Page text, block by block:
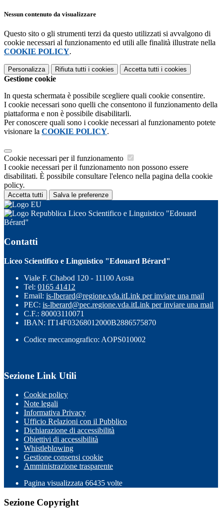
Nessun contenuto da visualizzare
Questo sito o gli strumenti terzi da questo utilizzati si avvalgono di
cookie necessari al funzionamento ed utili alle finalità illustrate nella
COOKIE POLICY.
Personalizza Rifiuta tutti i cookies Accetta tutti i cookies
Gestione cookie
In questa schermata è possibile scegliere quali cookie consentire.
I cookie necessari sono quelli che consentono il funzionamento della
piattaforma e non è possibile disabilitarli.
Per conoscere quali sono i cookie necessari al funzionamento potete
visionare la COOKIE POLICY.
Cookie necessari per il funzionamento
I cookie necessari per il funzionamento non possono essere
disabilitati. È possibile consultare l'elenco nella pagina della cookie
policy.
Accetta tutti Salva le preferenze
Liceo Scientifico e Linguistico "Edouard
Bérard"
Contatti
Liceo Scientifico e Linguistico "Edouard Bérard"
Viale F. Chabod 120 - 11100 Aosta
Tel: 0165 41412
Email: is-lberard@regione.vda.itLink per inviare una mail
PEC: is-lberard@pec.regione.vda.itLink per inviare una mail
C.F.: 80003110071
IBAN: IT14F03268012000B2886575870
Codice meccanografico: AOPS010002
Sezione Link Utili
Cookie policy
Note legali
Informativa Privacy
Ufficio Relazioni con il Pubblico
Dichiarazione di accessibilità
Obiettivi di accessibilità
Whistleblowing
Gestione consensi cookie
Amministrazione trasparente
Pagina visualizzata 66435 volte
Sezione Copyright